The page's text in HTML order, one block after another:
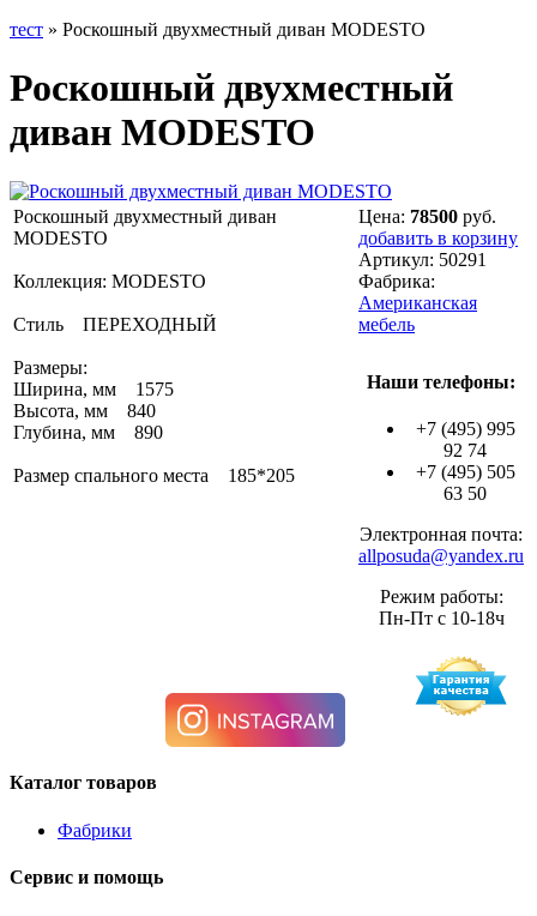
тест » Роскошный двухместный диван MODESTO
Роскошный двухместный
диван MODESTO
Роскошный двухместный диван
MODESTO
Коллекция: MODESTO
Стиль ПЕРЕХОДНЫЙ
Размеры:
Ширина, мм 1575
Высота, мм 840
Глубина, мм 890
Размер спального места 185*205
Цена: 78500 руб.
добавить в корзину
Артикул: 50291
Фабрика:
Американская
мебель
Наши телефоны:
+7 (495) 995
92 74
+7 (495) 505
63 50
Электронная почта:
allposuda@yandex.ru
Режим работы:
Пн-Пт с 10-18ч
Каталог товаров
Фабрики
Сервис и помощь